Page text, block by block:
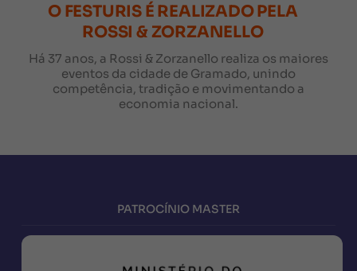
O FESTURIS É REALIZADO PELA
ROSSI & ZORZANELLO
Há 37 anos, a Rossi & Zorzanello realiza os maiores
eventos da cidade de Gramado, unindo
competência, tradição e movimentando a
economia nacional.
PATROCÍNIO MASTER